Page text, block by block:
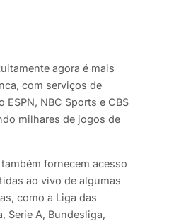
agora é mais
com serviços de
ESPN, NBC Sports e CBS
milhares de jogos de
fornecem acesso
ao vivo de algumas
como a Liga das
Serie A, Bundesliga,